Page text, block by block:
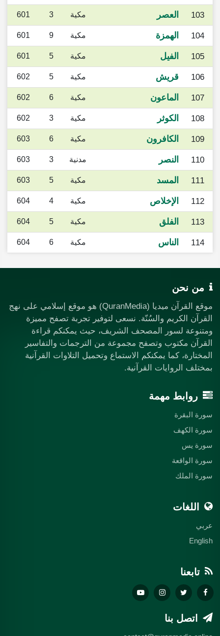
103 العصر مكية 3
601
104 الهمزة مكية 9
601
105 الفيل مكية 5
601
106 قريش مكية 5
602
107 الماعون مكية 6
602
108 الكوثر مكية 3
602
109 الكافرون مكية 6
603
110 النصر مدنية 3
603
111 المسد مكية 5
603
112 الإخلاص مكية 4
604
113 الفلق مكية 5
604
114 الناس مكية 6
604
من نحن
موقع القرآن ميديا (QuranMedia) هو موقع إسلامي على نهج
القرآن الكريم والسُنّة. نسعى لتوفير تجربة تصفح مميزة
ومتنوعة لسور المصحف الشريف، حيث يمكنكم قراءة
القرآن مكتوب وتصفح مجموعة من الترجمات والتفاسير
المختارة، كما يمكنكم الاستماع وتحميل التلاوات القرآنية
بمختلف الروايات القرآنية.
روابط مهمة
سورة البقرة
سورة الكهف
سورة يس
سورة الواقعة
سورة الملك
اللغات
عربي
English
تابعنا
اتصل بنا